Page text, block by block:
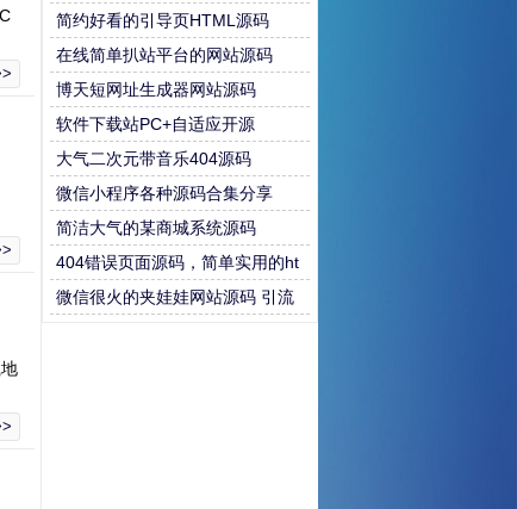
简约好看的引导页HTML源码
在线简单扒站平台的网站源码
博天短网址生成器网站源码
软件下载站PC+自适应开源
大气二次元带音乐404源码
微信小程序各种源码合集分享
简洁大气的某商城系统源码
404错误页面源码，简单实用的ht
ml错误页面模板
微信很火的夹娃娃网站源码 引流